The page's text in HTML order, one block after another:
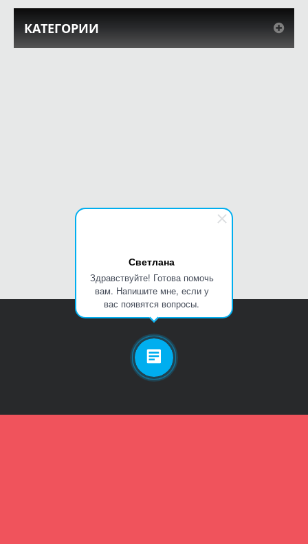
Светлана
Здравствуйте! Готова помочь
вам. Напишите мне, если у
вас появятся вопросы.
КАТЕГОРИИ